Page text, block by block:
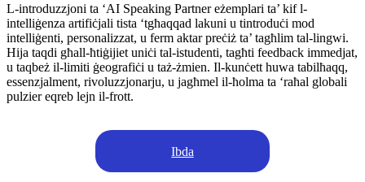
L-introduzzjoni ta ‘AI Speaking Partner eżemplari ta’ kif l-
intelliġenza artifiċjali tista ‘tgħaqqad lakuni u tintroduċi mod
intelliġenti, personalizzat, u ferm aktar preċiż ta’ tagħlim tal-lingwi.
Hija taqdi għall-ħtiġijiet uniċi tal-istudenti, tagħti feedback immedjat,
u taqbeż il-limiti ġeografiċi u taż-żmien. Il-kunċett huwa tabilħaqq,
essenzjalment, rivoluzzjonarju, u jagħmel il-ħolma ta ‘raħal globali
pulzier eqreb lejn il-frott.
Ibda